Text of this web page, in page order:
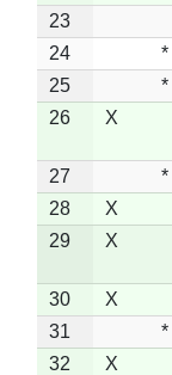
23
24
*
25
*
26
X
27 *
28
X
29
X
30 X
31
*
32
X